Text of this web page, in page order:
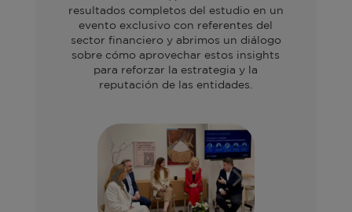
resultados completos del estudio en un
evento exclusivo con referentes del
sector financiero y abrimos un diálogo
sobre cómo aprovechar estos insights
para reforzar la estrategia y la
reputación de las entidades.